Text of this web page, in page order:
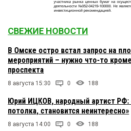
СВЕЖИЕ НОВОСТИ
В Омске остро встал запрос на
мероприятий – нужно что-то
проспекта
8 августа 15:30 0 188
Юрий ИЦКОВ, народный артист РФ:
потолка, становится неинтересно»
8 августа 14:00 0 188